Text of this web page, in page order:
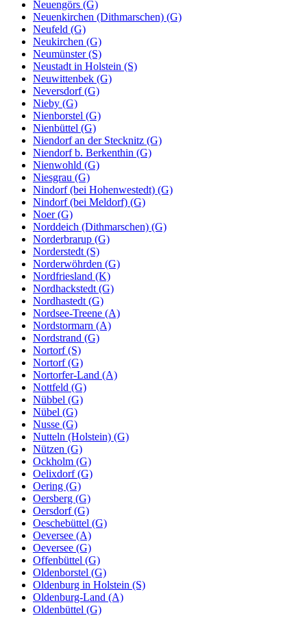
Neuengörs (G)
Neuenkirchen (Dithmarschen) (G)
Neufeld (G)
Neukirchen (G)
Neumünster (S)
Neustadt in Holstein (S)
Neuwittenbek (G)
Neversdorf (G)
Nieby (G)
Nienborstel (G)
Nienbüttel (G)
Niendorf an der Stecknitz (G)
Niendorf b. Berkenthin (G)
Nienwohld (G)
Niesgrau (G)
Nindorf (bei Hohenwestedt) (G)
Nindorf (bei Meldorf) (G)
Noer (G)
Norddeich (Dithmarschen) (G)
Norderbrarup (G)
Norderstedt (S)
Norderwöhrden (G)
Nordfriesland (K)
Nordhackstedt (G)
Nordhastedt (G)
Nordsee-Treene (A)
Nordstormarn (A)
Nordstrand (G)
Nortorf (S)
Nortorf (G)
Nortorfer-Land (A)
Nottfeld (G)
Nübbel (G)
Nübel (G)
Nusse (G)
Nutteln (Holstein) (G)
Nützen (G)
Ockholm (G)
Oelixdorf (G)
Oering (G)
Oersberg (G)
Oersdorf (G)
Oeschebüttel (G)
Oeversee (A)
Oeversee (G)
Offenbüttel (G)
Oldenborstel (G)
Oldenburg in Holstein (S)
Oldenburg-Land (A)
Oldenbüttel (G)